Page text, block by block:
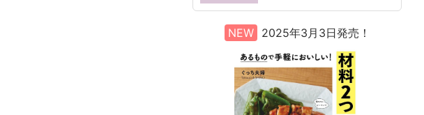
NEW 2025年3月3日発売！